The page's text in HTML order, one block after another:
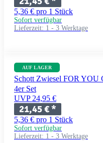
5,36 € pro 1 Stück
Sofort verfügbar
Lieferzeit: 1 - 3 Werktage
AUF LAGER
Schott Zwiesel FOR YOU
4er Set
UVP 24,95 €
21,45 €*
5,36 € pro 1 Stück
Sofort verfügbar
Lieferzeit: 1 - 3 Werktage